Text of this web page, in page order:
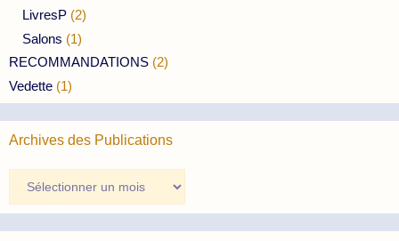
LivresP (2)
Salons (1)
RECOMMANDATIONS (2)
Vedette (1)
Archives des Publications
des
Publications